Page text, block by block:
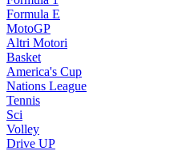
Formula E
MotoGP
Altri Motori
Basket
America's Cup
Nations League
Tennis
Sci
Volley
Drive UP